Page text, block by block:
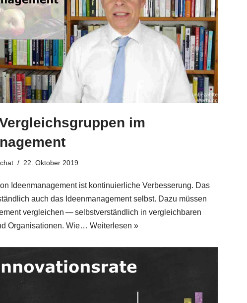
im
22. Oktober 2019
Ideen­ma­nage­ment ist kon­ti­nu­ier­li­che Ver­bes­se­rung. Das
auch das Ideen­ma­nage­ment selbst. Dazu müs­sen
ver­glei­chen — selbst­ver­ständ­lich in ver­gleich­ba­ren
Orga­ni­sa­tio­nen. Wie… Wei­ter­le­sen »